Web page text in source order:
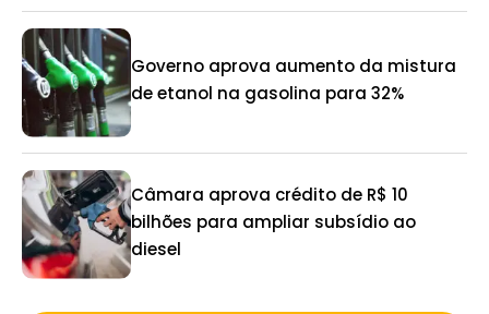
Governo aprova aumento da mistura
de etanol na gasolina para 32%
Câmara aprova crédito de R$ 10
bilhões para ampliar subsídio ao
diesel